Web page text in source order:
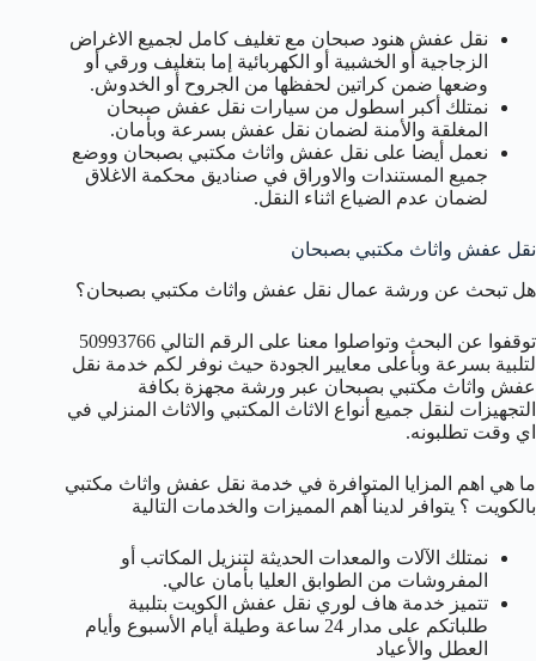
نقل عفش هنود صبحان مع تغليف كامل لجميع الاغراض
الزجاجية أو الخشبية أو الكهربائية إما بتغليف ورقي أو
وضعها ضمن كراتين لحفظها من الجروح أو الخدوش.
نمتلك أكبر اسطول من سيارات نقل عفش صبحان
المغلقة والأمنة لضمان نقل عفش بسرعة وبأمان.
نعمل أيضا على نقل عفش واثاث مكتبي بصبحان ووضع
جميع المستندات والاوراق في صناديق محكمة الاغلاق
لضمان عدم الضياع اثناء النقل.
نقل عفش واثاث مكتبي بصبحان
هل تبحث عن ورشة عمال نقل عفش واثاث مكتبي بصبحان؟
توقفوا عن البحث وتواصلوا معنا على الرقم التالي 50993766
لتلبية بسرعة وبأعلى معايير الجودة حيث نوفر لكم خدمة نقل
عفش واثاث مكتبي بصبحان عبر ورشة مجهزة بكافة
التجهيزات لنقل جميع أنواع الاثاث المكتبي والاثاث المنزلي في
اي وقت تطلبونه.
ما هي اهم المزايا المتوافرة في خدمة نقل عفش واثاث مكتبي
بالكويت ؟ يتوافر لدينا أهم المميزات والخدمات التالية
نمتلك الآلات والمعدات الحديثة لتنزيل المكاتب أو
المفروشات من الطوابق العليا بأمان عالي.
تتميز خدمة هاف لوري نقل عفش الكويت بتلبية
طلباتكم على مدار 24 ساعة وطيلة أيام الأسبوع وأيام
العطل والأعياد